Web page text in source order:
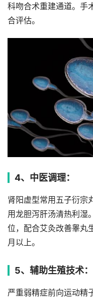
科吻合术重建通道。手
合评估。
4、中医调理：
肾阳虚型常用五子衍宗
用龙胆泻肝汤清热利湿
位，配合艾灸改善睾丸
月以上。
5、辅助生殖技术：
严重弱精症前向运动精